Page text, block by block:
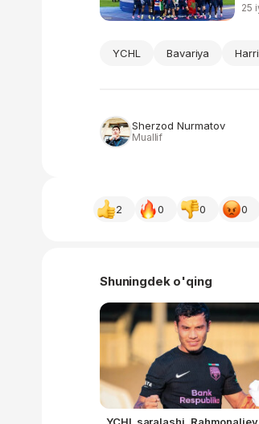
25
YCHL Bavariya
Sherzod Nurmatov
Muallif
2 0 0 0
Shuningdek o'qing
YCHL saralashi.